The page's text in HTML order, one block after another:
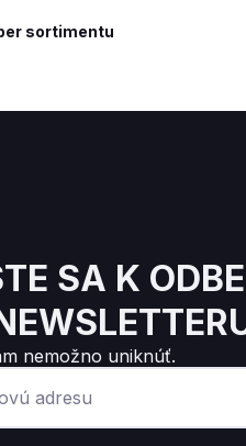
sortimentu
SA K
nemožno uniknúť.